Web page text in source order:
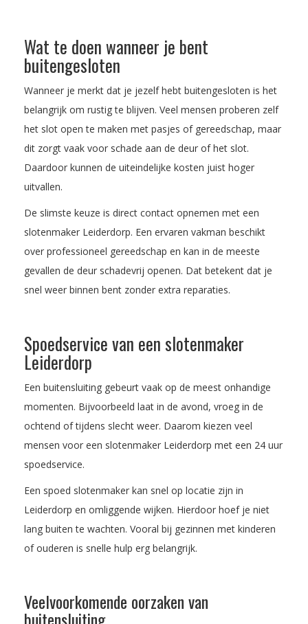
Wat te doen wanneer je bent
buitengesloten
Wanneer je merkt dat je jezelf hebt buitengesloten is het
belangrijk om rustig te blijven. Veel mensen proberen zelf
het slot open te maken met pasjes of gereedschap, maar
dit zorgt vaak voor schade aan de deur of het slot.
Daardoor kunnen de uiteindelijke kosten juist hoger
uitvallen.
De slimste keuze is direct contact opnemen met een
slotenmaker Leiderdorp. Een ervaren vakman beschikt
over professioneel gereedschap en kan in de meeste
gevallen de deur schadevrij openen. Dat betekent dat je
snel weer binnen bent zonder extra reparaties.
Spoedservice van een slotenmaker
Leiderdorp
Een buitensluiting gebeurt vaak op de meest onhandige
momenten. Bijvoorbeeld laat in de avond, vroeg in de
ochtend of tijdens slecht weer. Daarom kiezen veel
mensen voor een slotenmaker Leiderdorp met een 24 uur
spoedservice.
Een spoed slotenmaker kan snel op locatie zijn in
Leiderdorp en omliggende wijken. Hierdoor hoef je niet
lang buiten te wachten. Vooral bij gezinnen met kinderen
of ouderen is snelle hulp erg belangrijk.
Veelvoorkomende oorzaken van